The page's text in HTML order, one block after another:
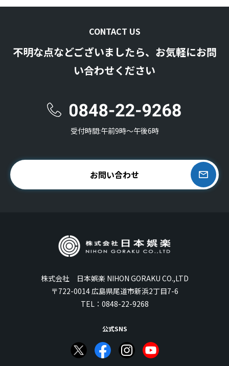
CONTACT US
不明な点などございましたら、お気軽にお問
い合わせください
受付時間:午前9時〜午後6時
お問い合わせ
株式会社 日本娯楽 NIHON GORAKU CO.,LTD
〒722-0014 広島県尾道市新浜2丁目7-6
TEL： 0848-22-9268
公式SNS